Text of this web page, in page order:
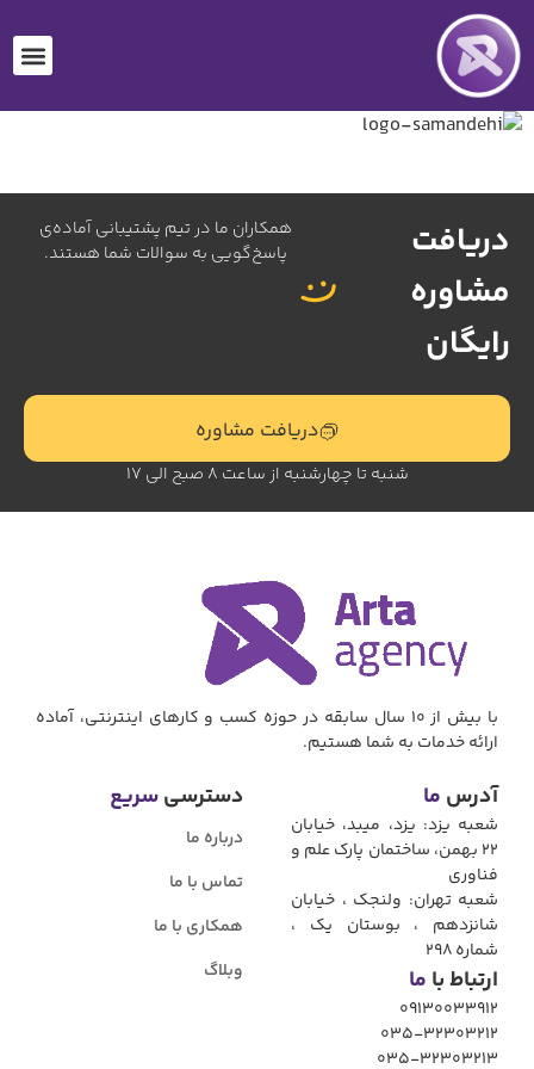
دریافت
مشاوره
رایگان
همکاران ما در تیم پشتیبانی آماده‌ی
پاسخ‌گویی به سوالات شما هستند.
دریافت مشاوره
شنبه تا چهارشنبه از ساعت 8 صبح الی 17
با بیش از 10 سال سابقه در حوزه کسب و کارهای اینترنتی، آماده
ارائه خدمات به شما هستیم.
آدرس ما
شعبه یزد: یزد، میبد، خیابان
22 بهمن، ساختمان پارک علم و
فناوری
شعبه تهران: ولنجک ، خیابان
شانزدهم ، بوستان یک ،
شماره ۲۹۸
ارتباط با ما
09130033912
035-32303212
035-32303213
دسترسیسریع
درباره ما
تماس با ما
همکاری با ما
وبلاگ